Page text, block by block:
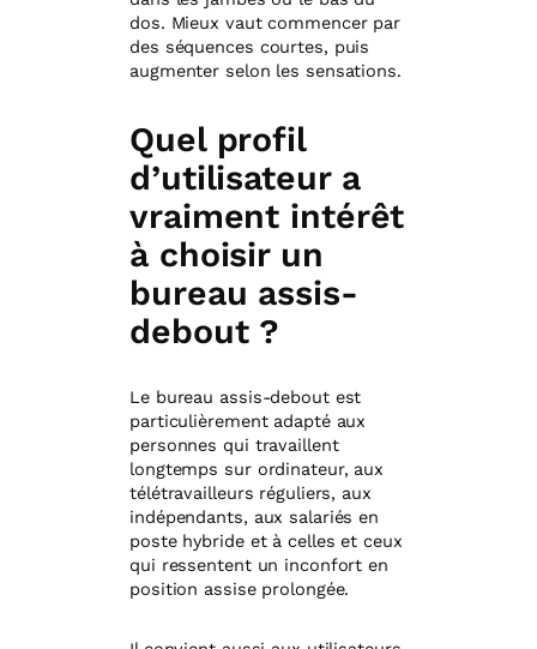
dos. Mieux vaut commencer par
des séquences courtes, puis
augmenter selon les sensations.
Quel profil
d’utilisateur a
vraiment intérêt
à choisir un
bureau assis-
debout ?
Le bureau assis-debout est
particulièrement adapté aux
personnes qui travaillent
longtemps sur ordinateur, aux
télétravailleurs réguliers, aux
indépendants, aux salariés en
poste hybride et à celles et ceux
qui ressentent un inconfort en
position assise prolongée.